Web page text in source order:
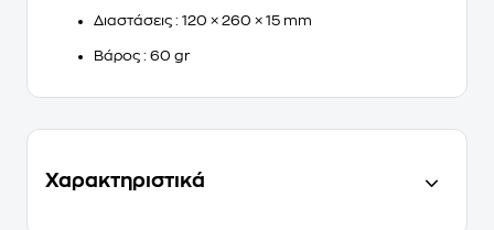
Διαστάσεις : 120 × 260 × 15 mm
Βάρος : 60 gr
Χαρακτηριστικά